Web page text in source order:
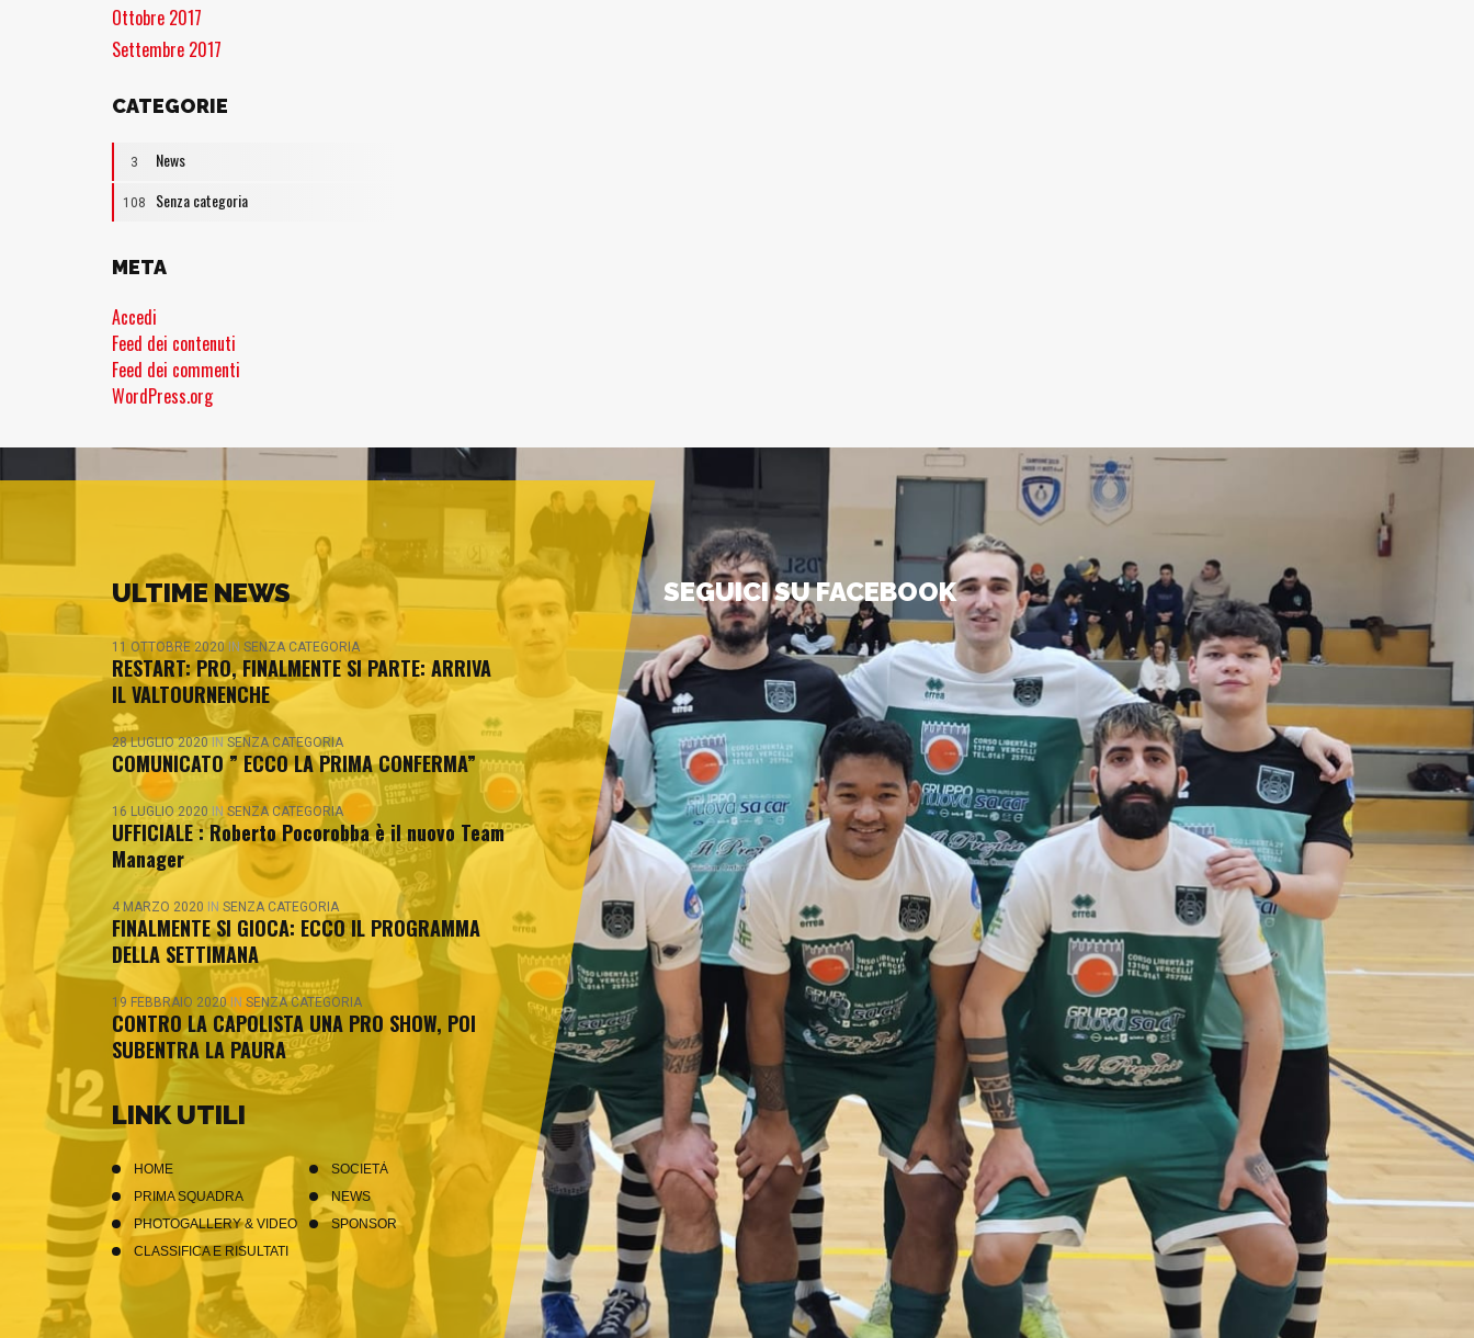
Ottobre 2017
Settembre 2017
CATEGORIE
3 News
108 Senza categoria
META
Accedi
Feed dei contenuti
Feed dei commenti
WordPress.org
ULTIME NEWS
11 OTTOBRE 2020 IN SENZA CATEGORIA
RESTART: PRO, FINALMENTE SI PARTE: ARRIVA
IL VALTOURNENCHE
28 LUGLIO 2020 IN SENZA CATEGORIA
COMUNICATO ” ECCO LA PRIMA CONFERMA”
16 LUGLIO 2020 IN SENZA CATEGORIA
UFFICIALE : Roberto Pocorobba è il nuovo Team
Manager
4 MARZO 2020 IN SENZA CATEGORIA
FINALMENTE SI GIOCA: ECCO IL PROGRAMMA
DELLA SETTIMANA
19 FEBBRAIO 2020 IN SENZA CATEGORIA
CONTRO LA CAPOLISTA UNA PRO SHOW, POI
SUBENTRA LA PAURA
LINK UTILI
HOME
SOCIETÀ
PRIMA SQUADRA
NEWS
PHOTOGALLERY & VIDEO
SPONSOR
CLASSIFICA E RISULTATI
SEGUICI SU FACEBOOK